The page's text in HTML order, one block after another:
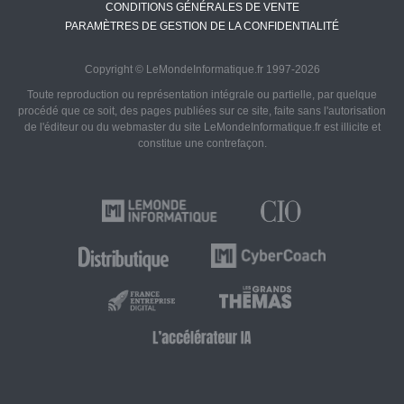
CONDITIONS GÉNÉRALES DE VENTE
PARAMÈTRES DE GESTION DE LA CONFIDENTIALITÉ
Copyright © LeMondeInformatique.fr 1997-2026
Toute reproduction ou représentation intégrale ou partielle, par quelque
procédé que ce soit, des pages publiées sur ce site, faite sans l'autorisation
de l'éditeur ou du webmaster du site LeMondeInformatique.fr est illicite et
constitue une contrefaçon.